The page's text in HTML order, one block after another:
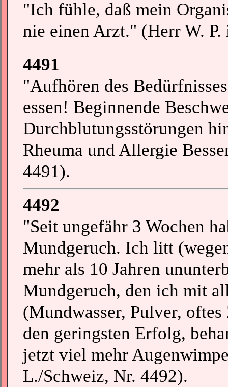
"Ich fühle, daß mein
nie einen Arzt." (Herr W.
4491
"Aufhören des
essen! Beginnende
Durchblutungsstörungen
Rheuma und Allergie
4491).
4492
"Seit ungefähr 3 Wochen
Mundgeruch. Ich litt
mehr als 10 Jahren
Mundgeruch, den ich mit
(Mundwasser, Pulver,
den geringsten Erfolg,
jetzt viel mehr
L./Schweiz, Nr. 4492).